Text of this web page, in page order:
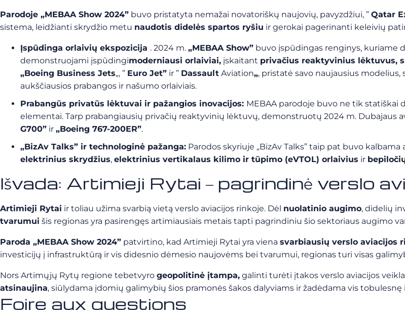
Parodoje „MEBAA Show 2024” buvo pristatyta nemažai novatoriškų naujovių, pavyzdžiui, ” Qatar
sistema, leidžianti skrydžio metu naudotis didelės spartos ryšiu ir gerokai pagerinanti keleivių
Įspūdinga orlaivių ekspozicija . 2024 m. „MEBAA Show” buvo įspūdingas renginys, kuriame
demonstruojami įspūdingimoderniausi orlaiviai, įskaitant privačius reaktyvinius lėktuvus,
„Boeing Business Jets„, ” Euro Jet” ir ” Dassault Aviation„, pristatė savo naujausius
aukščiausios prabangos ir našumo orlaiviais.
Prabangūs privatūs lėktuvai ir pažangios inovacijos: MEBAA parodoje buvo ne tik statiškai
elementai. Tarp prabangiausių privačių reaktyvinių lėktuvų, demonstruotų 2024 m. Dubajaus
G700” ir „Boeing 767-200ER”.
„BizAv Talks” ir technologinė pažanga: Parodos skyriuje „BizAv Talks” taip pat buvo kalbama
elektrinius skrydžius, elektrinius vertikalaus kilimo ir tūpimo (eVTOL) orlaivius ir
Išvada: Artimieji Rytai – pagrindinė verslo
Artimieji Rytai ir toliau užima svarbią vietą verslo aviacijos rinkoje. Dėl nuolatinio augimo, didelių
tvarumui šis regionas yra pasirengęs artimiausiais metais tapti pagrindiniu šio sektoriaus augimo
Paroda „MEBAA Show 2024” patvirtino, kad Artimieji Rytai yra viena svarbiausių verslo aviacijos
investicijų į infrastruktūrą ir vis didesnio dėmesio naujovėms bei tvarumui, regionas turi visas
Nors Artimųjų Rytų regione tebetvyro geopolitinė įtampa, galinti turėti įtakos verslo aviacijos
atsinaujina, siūlydama įdomių galimybių šios pramonės šakos dalyviams ir žadėdama vis
Foire aux questions